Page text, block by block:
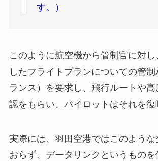
す。）
このように航空機から管制官に対し
したフライトプランについての管
ランス）を要求し、飛行ルートや
認をもらい、パイロットはそれを復
実際には、羽田空港ではこのような
おらず、データリンクというもの